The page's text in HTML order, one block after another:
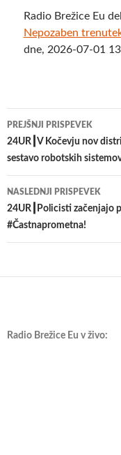
Radio Brežice Eu
Nepozaben
dne, 2026-07-01
Krmarjenje
po
PREJŠNJI PRISPEVEK
24UR┃V Kočevju nov
sestavo robotskih
NASLEDNJI PRISPEVEK
24UR┃Policisti začenjajo
#Častnaprometna!
Radio Brežice Eu v živo: